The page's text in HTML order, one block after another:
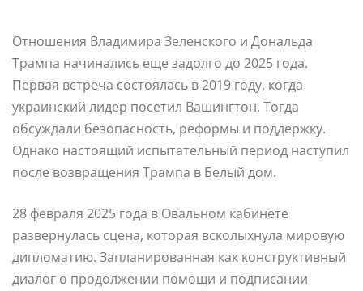
Отношения Владимира Зеленского и Дональда
Трампа начинались еще задолго до 2025 года.
Первая встреча состоялась в 2019 году, когда
украинский лидер посетил Вашингтон. Тогда
обсуждали безопасность, реформы и поддержку.
Однако настоящий испытательный период наступил
после возвращения Трампа в Белый дом.
28 февраля 2025 года в Овальном кабинете
развернулась сцена, которая всколыхнула мировую
дипломатию. Запланированная как конструктивный
диалог о продолжении помощи и подписании